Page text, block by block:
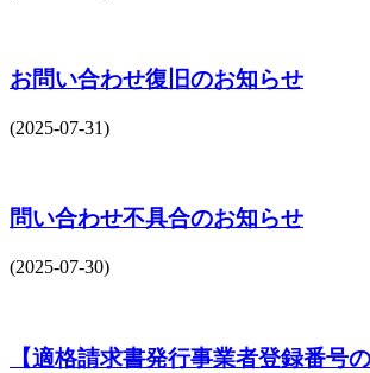
お問い合わせ復旧のお知らせ
(2025-07-31)
問い合わせ不具合のお知らせ
(2025-07-30)
【適格請求書発行事業者登録番号